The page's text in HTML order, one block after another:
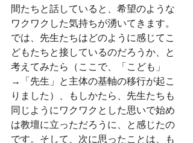
間たちと話していると、希望のような
ワクワクした気持ちが湧いてきます。
では、先生たちはどのように感じてこ
どもたちと接しているのだろうか、と
考えてみたら（ここで、「こども」
→「先生」と主体の基軸の移行が起こ
りました）、もしかたら、先生たちも
同じようにワクワクとした思いで始め
は教壇に立っただろうに、と感じたの
です。そして、次に思ったことは、も